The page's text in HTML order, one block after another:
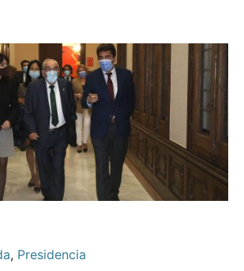
, Presidencia